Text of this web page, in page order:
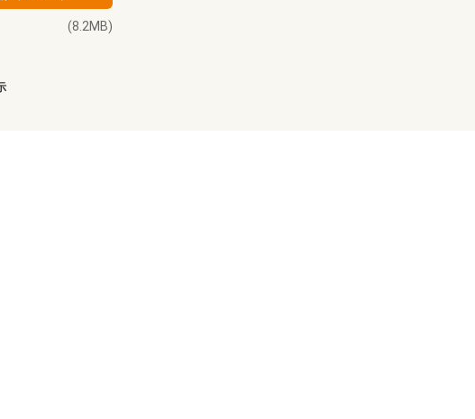
(8.2MB)